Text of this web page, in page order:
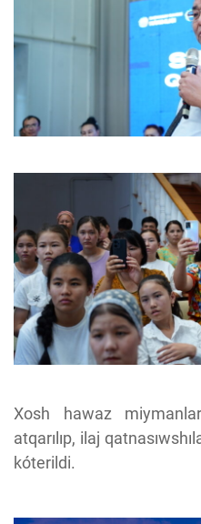
Xosh hawaz
atqarılıp, ilaj
kóterildi.